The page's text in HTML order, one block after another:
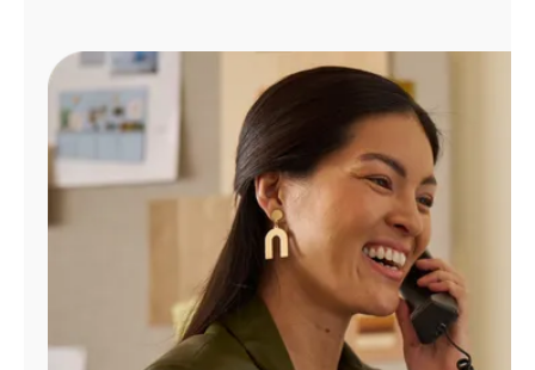
Administrar
cuenta
Encuentra
tienda